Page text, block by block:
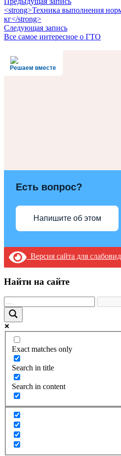
<strong>Техника выполнения
кг</strong>
Следующая запись
Все самое интересное о ГТО
Решаем вместе
Есть вопрос?
Напишите об этом
Версия сайта для
Найти на сайте
Exact matches only
Search in title
Search in content